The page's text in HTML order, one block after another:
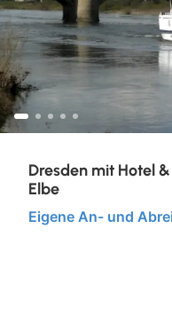
Konzertreisen
Kulturreisen
Nord- & Ostsee
Städtereisen
Dresden mit Hotel
Elbe
Eigene An- und